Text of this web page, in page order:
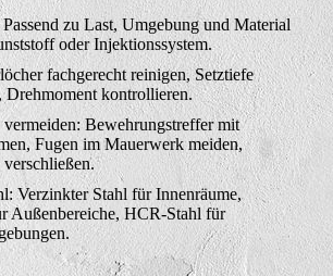
zu Last, Umgebung und Material
oder Injektionssystem.
fachgerecht reinigen, Setztiefe
Drehmoment kontrollieren.
Bewehrungstreffer mit
Fugen im Mauerwerk meiden,
Verzinkter Stahl für Innenräume,
Außenbereiche, HCR-Stahl für